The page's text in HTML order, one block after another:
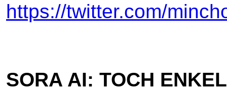
https://twitter.com/
SORA AI: TOCH